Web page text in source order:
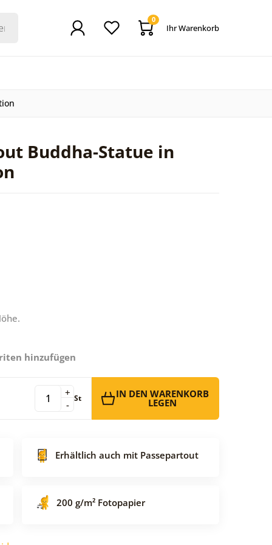
0
Ihr Warenkorb
Buddha-Statue in
hinzufügen
-
+ St IN DEN WARENKORB
LEGEN
Erhältlich auch mit Passepartout
200 g/m² Fotopapier